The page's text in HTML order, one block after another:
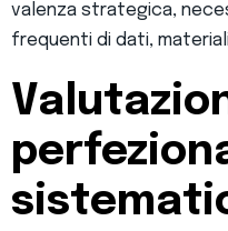
valenza strategica,
frequenti di dati,